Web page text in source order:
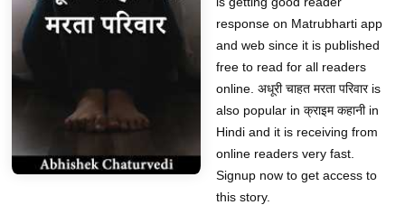
response on Matrubharti app
and web since it is published
free to read for all readers
online. अधूरी चाहत मरता परिवार is
also popular in क्राइम कहानी in
Hindi and it is receiving from
online readers very fast.
Signup now to get access to
this story.